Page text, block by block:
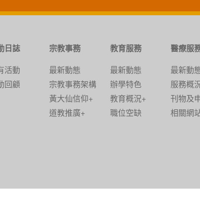
日誌
活動
回顧
宗教事務
最新動態
宗教事務架構
黃大仙信仰+
道教推廣+
教育服務
最新動態
辦學特色
教育概況+
職位空缺
醫療服
最新動
服務概
刊物及
相關網